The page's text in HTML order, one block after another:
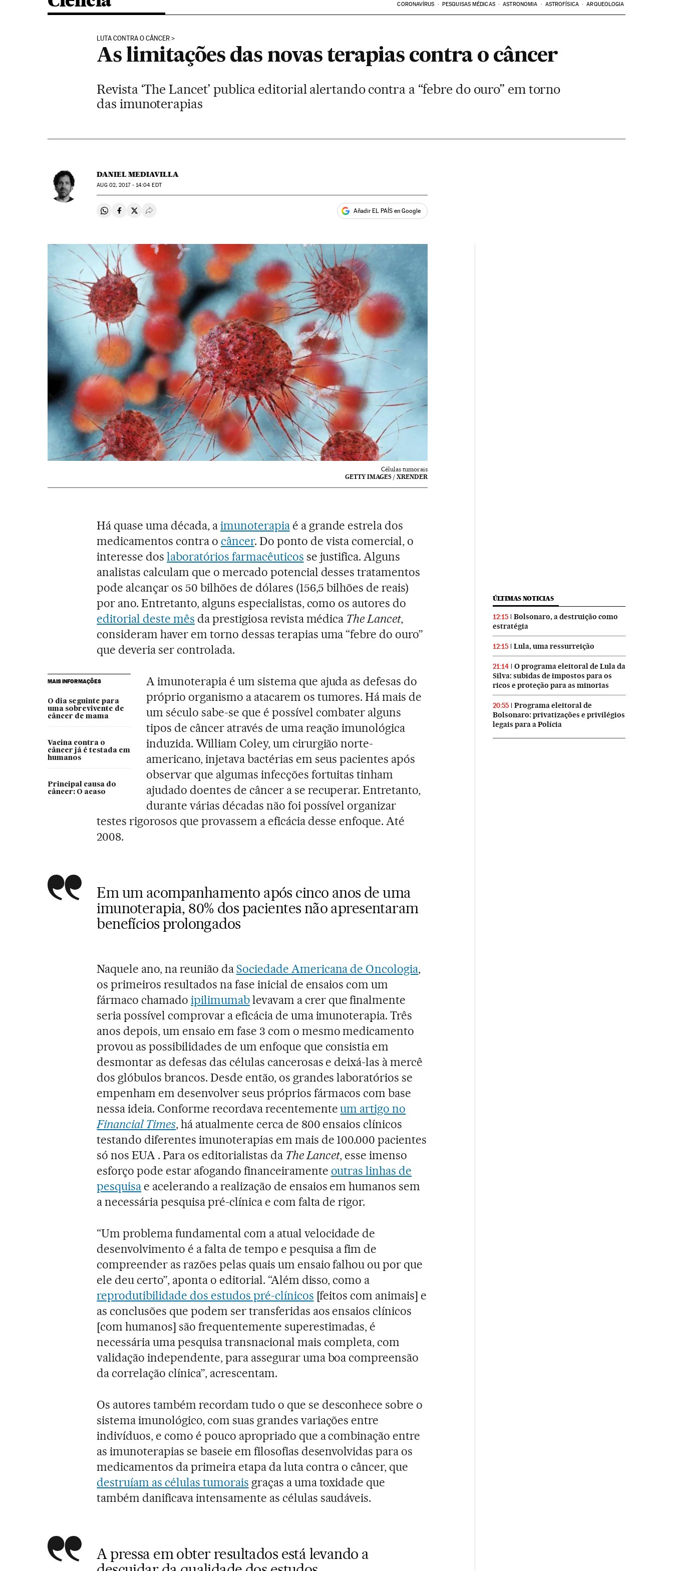
CORONAVÍRUS PESQUISAS MÉDICAS ASTRONOMIA ASTROFÍSICA ARQUEOLOGIA
LUTA CONTRA O CÂNCER
As limitações das novas terapias contra o câncer
Revista ‘The Lancet’ publica editorial alertando contra a “febre do ouro” em torno
das imunoterapias
DANIEL MEDIAVILLA
AUG02, 2017 - 14:04 EDT
Compartir en Whatsapp
Compartir en Facebook
Compartir en Twitter
Desplegar Redes Sociales Añadir EL PAÍS en Google
Células tumorais
GETTY IMAGES / XRENDER
Há quase uma década, aimunoterapiaé a grande estrela dos
medicamentos contra o câncer. Do ponto de vista comercial, o
interesse doslaboratórios farmacêuticos se justifica. Alguns
analistas calculam que o mercado potencial desses tratamentos
pode alcançar os 50 bilhões de dólares (156,5 bilhões de reais)
por ano. Entretanto, alguns especialistas, como os autores do
editorial deste mês da prestigiosa revista médica The Lancet,
consideram haver em torno dessas terapias uma “febre do ouro”
que deveria ser controlada.
MAIS INFORMAÇÕES
O dia seguinte para
uma sobrevivente de
câncer de mama
Vacina contra o
câncer já é testada em
humanos
Principal causa do
câncer: O acaso
A imunoterapia é um sistema que ajuda as defesas do
próprio organismo a atacarem os tumores. Há mais de
um século sabe-se que é possível combater alguns
tipos de câncer através de uma reação imunológica
induzida. William Coley, um cirurgião norte-
americano, injetava bactérias em seus pacientes após
observar que algumas infecções fortuitas tinham
ajudado doentes de câncer a se recuperar. Entretanto,
durante várias décadas não foi possível organizar
testes rigorosos que provassem a eficácia desse enfoque. Até
2008.
Em um acompanhamento após cinco anos de uma
imunoterapia, 80% dos pacientes não apresentaram
benefícios prolongados
Naquele ano, na reunião da Sociedade Americana de Oncologia,
os primeiros resultados na fase inicial de ensaios com um
fármaco chamadoipilimumablevavam a crer que finalmente
seria possível comprovar a eficácia de uma imunoterapia. Três
anos depois, um ensaio em fase 3 com o mesmo medicamento
provou as possibilidades de um enfoque que consistia em
desmontar as defesas das células cancerosas e deixá-las à mercê
dos glóbulos brancos. Desde então, os grandes laboratórios se
empenham em desenvolver seus próprios fármacos com base
nessa ideia. Conforme recordava recentementeum artigo no
Financial Times, há atualmente cerca de 800 ensaios clínicos
testando diferentes imunoterapias em mais de 100.000 pacientes
só nos EUA . Para os editorialistas da The Lancet, esse imenso
esforço pode estar afogando financeiramente outras linhas de
pesquisa e acelerando a realização de ensaios em humanos sem
a necessária pesquisa pré-clínica e com falta de rigor.
“Um problema fundamental com a atual velocidade de
desenvolvimento é a falta de tempo e pesquisa a fim de
compreender as razões pelas quais um ensaio falhou ou por que
ele deu certo”, aponta o editorial. “Além disso, como a
reprodutibilidade dos estudos pré-clínicos [feitos com animais] e
as conclusões que podem ser transferidas aos ensaios clínicos
[com humanos] são frequentemente superestimadas, é
necessária uma pesquisa transnacional mais completa, com
validação independente, para assegurar uma boa compreensão
da correlação clínica”, acrescentam.
Os autores também recordam tudo o que se desconhece sobre o
sistema imunológico, com suas grandes variações entre
indivíduos, e como é pouco apropriado que a combinação entre
as imunoterapias se baseie em filosofias desenvolvidas para os
medicamentos da primeira etapa da luta contra o câncer, que
destruíam as células tumorais graças a uma toxidade que
também danificava intensamente as células saudáveis.
A pressa em obter resultados está levando a
ÚLTIMAS NOTICIAS
12:15
Bolsonaro, a destruição como
estratégia
12:15 Lula, uma ressurreição
21:14
O programa eleitoral de Lula da
Silva: subidas de impostos para os
ricos e proteção para as minorias
20:55
Programa eleitoral de
Bolsonaro: privatizações e privilégios
legais para a Polícia